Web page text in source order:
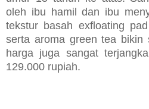
oleh ibu hamil dan ibu
tekstur basah exfloating
serta aroma green tea bikin
harga juga sangat
129.000 rupiah.